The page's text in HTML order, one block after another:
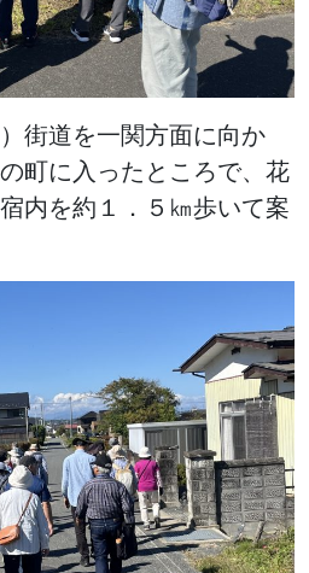
街道を一関方面に向か
町に入ったところで、花
内を約１．５㎞歩いて案